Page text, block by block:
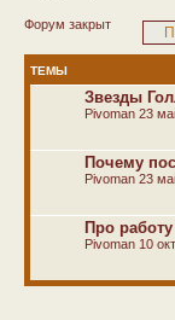
Форум закрыт
ТЕМЫ
Звезды
Pivoman 23
Почему
Pivoman 23
Про
Pivoman 10